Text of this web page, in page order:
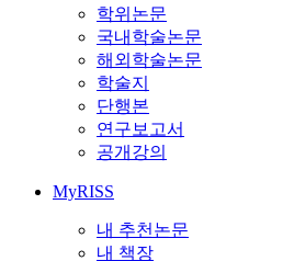
학위논문
국내학술논문
해외학술논문
학술지
단행본
연구보고서
공개강의
MyRISS
내 추천논문
내 책장